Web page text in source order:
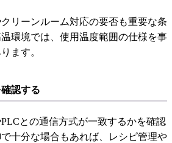
リーンルーム対応の要否も重要な条
環境では、使用温度範囲の仕様を事
ます。
認する
との通信方式が一致するかを確認
十分な場合もあれば、レシピ管理や